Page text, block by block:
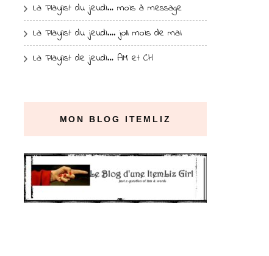
La Playlist du jeudi… mois à message
La Playlist du jeudi…. joli mois de mai
La Playlist de jeudi… AM et CH
MON BLOG ITEMLIZ